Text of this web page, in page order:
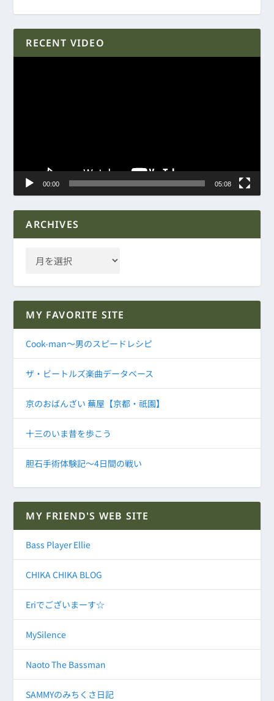
RECENT VIDEO
00:00 05:08
ARCHIVES
MY FAVORITE SITE
Cook-man～男のスピードレシピ
ザ・ビートルズ楽曲データベース
京のおばんざい 蕪屋【京都・祇園】
十三のいま昔を歩こう
胆石手術体験記～4日間の戦い
MY FRIEND'S WEB SITE
Bass Player Ellie
CHIKA CHIKA BLOG
Eriでございまーす☆
MySilence
Naoto The Bassman
SAMMYのみちくさ日記